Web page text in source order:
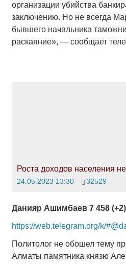
организации убийства
заключению. Но не всегда
бывшего начальника
раскаяние», — сообщает
Роста доходов населения
24.05.2023 13:30 32529
Данияр Ашимбаев 7 458
https://web.telegram.org/k/
Политолог не обошел тему
Алматы памятника князю